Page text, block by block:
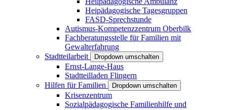
Heipädagogische Tagesgruppen
FASD-Sprechstunde
Autismus-Kompetenzzentrum Oberbilk
Fachberatungsstelle für Familien mit
Gewalterfahrung
Stadtteilarbeit
Dropdown umschalten
Ernst-Lange-Haus
Stadtteilladen Flingern
Hilfen für Familien
Dropdown umschalten
Krisenzentrum
Sozialpädagogische Familienhilfe und